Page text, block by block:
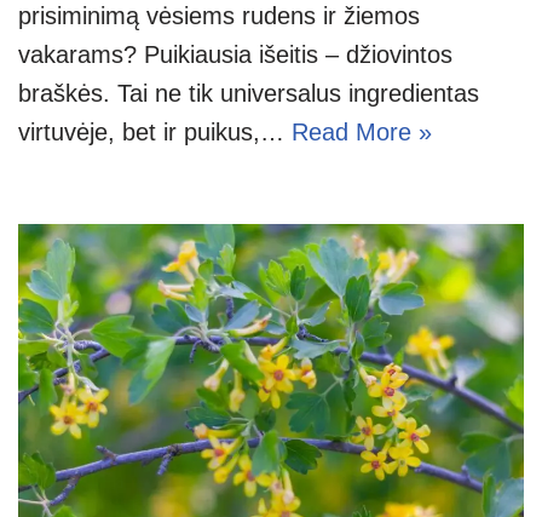
prisiminimą vėsiems rudens ir žiemos
vakarams? Puikiausia išeitis – džiovintos
braškės. Tai ne tik universalus ingredientas
virtuvėje, bet ir puikus,… Read More »